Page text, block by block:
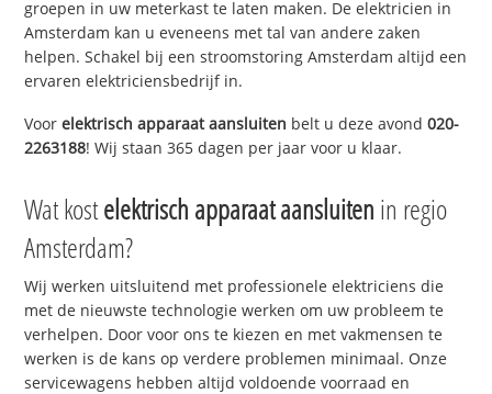
groepen in uw meterkast te laten maken. De elektricien in
Amsterdam kan u eveneens met tal van andere zaken
helpen. Schakel bij een stroomstoring Amsterdam altijd een
ervaren elektriciensbedrijf in.
Voorelektrisch apparaat aansluiten belt u deze avond020-
2263188! Wij staan 365 dagen per jaar voor u klaar.
Wat kostelektrisch apparaat aansluiten in regio
Amsterdam?
Wij werken uitsluitend met professionele elektriciens die
met de nieuwste technologie werken om uw probleem te
verhelpen. Door voor ons te kiezen en met vakmensen te
werken is de kans op verdere problemen minimaal. Onze
servicewagens hebben altijd voldoende voorraad en